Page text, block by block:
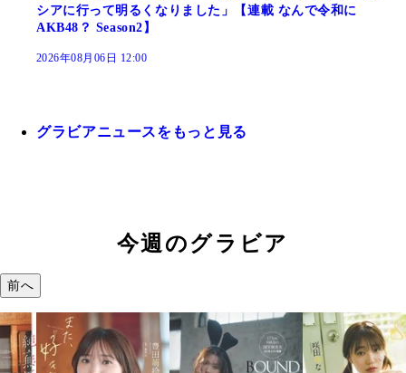
シアに行って明るくなりました」【連載 なんで令和に
AKB48？ Season2】
2026年08月06日 12:00
グラビアニュースをもっと見る
今週のグラビア
前へ